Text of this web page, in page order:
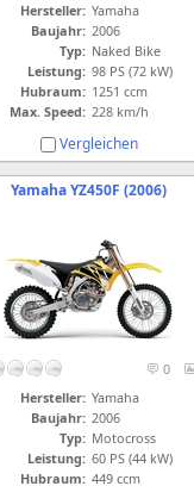
Hersteller: Yamaha
Baujahr: 2006
Typ: Naked Bike
Leistung: 98 PS (72 kW)
Hubraum: 1251 ccm
Max. Speed: 228 km/h
Vergleichen
Yamaha YZ450F (2006)
0
Hersteller: Yamaha
Baujahr: 2006
Typ: Motocross
Leistung: 60 PS (44 kW)
Hubraum: 449 ccm